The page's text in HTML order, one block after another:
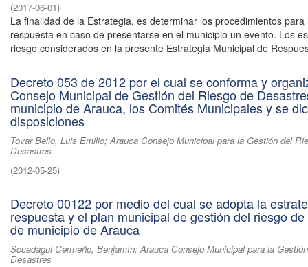
(2017-06-01)
La finalidad de la Estrategia, es determinar los procedimientos para
respuesta en caso de presentarse en el municipio un evento. Los
riesgo considerados en la presente Estrategia Municipal de
Decreto 053 de 2012 por el cual se conforma y
Consejo Municipal de Gestión del Riesgo de
municipio de Arauca, los Comités Municipales y se
disposiciones
Tovar Bello, Luis Emilio; Arauca Consejo Municipal para la Gestión del
Desastres
(2012-05-25)
Decreto 00122 por medio del cual se adopta la
respuesta y el plan municipal de gestión del riesgo
de municipio de Arauca
Socadagui Cermeño, Benjamín; Arauca Consejo Municipal para la
Desastres